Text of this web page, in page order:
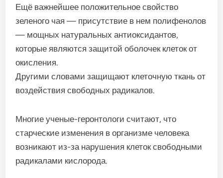
Ещё важнейшее положительное свойство
зеленого чая — присутствие в нем полифенолов
— мощных натуральных антиоксидантов,
которые являются защитой оболочек клеток от
окисления.
Другими словами защищают клеточную ткань от
воздействия свободных радикалов.
Многие ученые-геронтологи считают, что
старческие изменения в организме человека
возникают из-за нарушения клеток свободными
радикалами кислорода.